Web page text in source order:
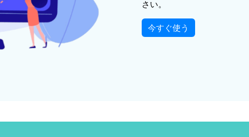
さい。
今すぐ使う